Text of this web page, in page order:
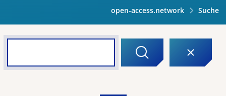
open-access.network Suche